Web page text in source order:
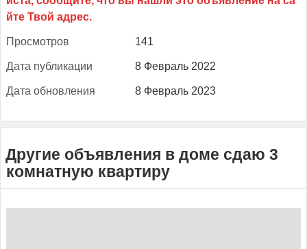
Прос­мотров 141
Да­та пуб­ли­кации 8 Февраль 2022
Да­та об­новле­ния 8 Февраль 2023
Другие объявления в доме сдаю 3
комнатную квартиру